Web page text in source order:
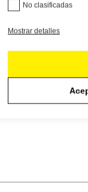
No clasificadas
Mostrar detalles